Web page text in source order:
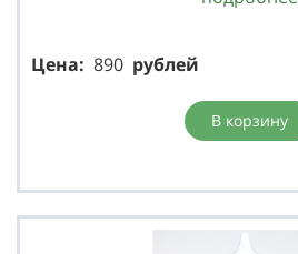
Цена: 890 рублей
В корзину